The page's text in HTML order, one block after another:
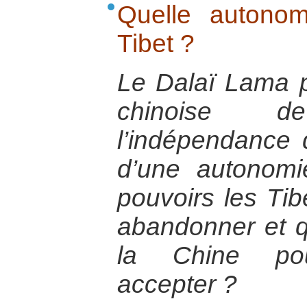
Quelle
Tibet ?
Le Dalaï Lama
chinoise
d’une
pouvoirs les
abandonner et
la Chine
accepter ?